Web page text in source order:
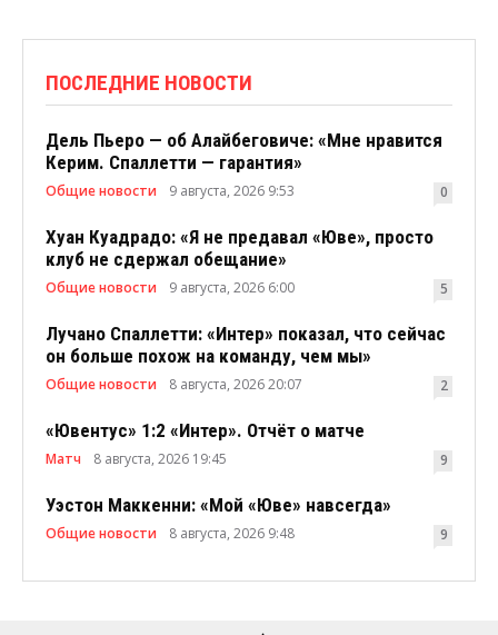
ПОСЛЕДНИЕ НОВОСТИ
Дель Пьеро — об Алайбеговиче: «Мне нравится
Керим. Спаллетти — гарантия»
Общие новости 9 августа, 2026 9:53 0
Хуан Куадрадо: «Я не предавал «Юве», просто
клуб не сдержал обещание»
Общие новости 9 августа, 2026 6:00 5
Лучано Спаллетти: «Интер» показал, что сейчас
он больше похож на команду, чем мы»
Общие новости 8 августа, 2026 20:07 2
«Ювентус» 1:2 «Интер». Отчёт о матче
Матч 8 августа, 2026 19:45 9
Уэстон Маккенни: «Мой «Юве» навсегда»
Общие новости 8 августа, 2026 9:48 9